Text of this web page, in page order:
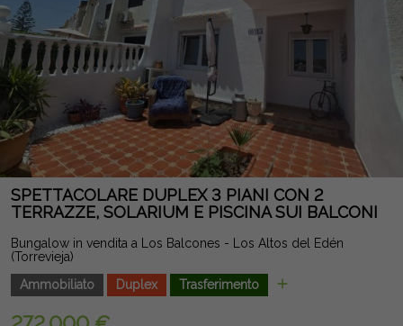
Un'opportunità eccezionale per vivere sul mare in una casa
spaziosa e luminosa, con il valore aggiunto di essere una
villetta a schiera all'angolo in una delle migliori zone di
Torrevieja. Nota legale: Tasse e costi non inclusi. Le
informazioni fornite sono indicative e non vincolanti dal punto
di vista legale, e possono contenere errori.
SPETTACOLARE DUPLEX 3 PIANI CON 2
TERRAZZE, SOLARIUM E PISCINA SUI BALCONI
Bungalow in vendita a Los Balcones - Los Altos del Edén
(Torrevieja)
Ammobiliato
Duplex Trasferimento